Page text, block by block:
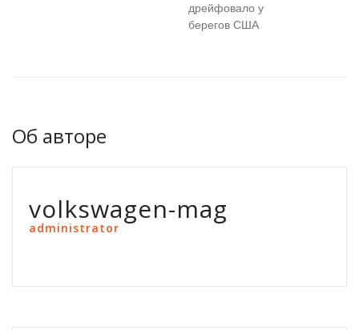
дрейфовало у
берегов США
Об авторе
volkswagen-mag
administrator